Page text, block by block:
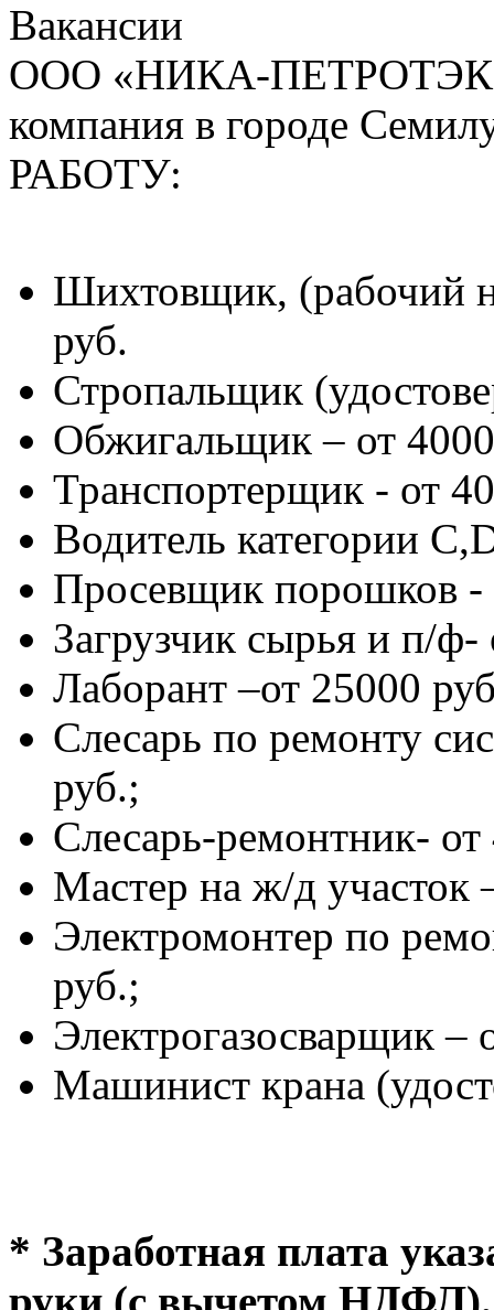
Вакансии
ООО «НИКА-ПЕТРОТЭК»
компания в городе
РАБОТУ:
Шихтовщик, (рабочий
руб.
Стропальщик
Обжигальщик – от
Транспортерщик - от
Водитель категории
Просевщик порошков -
Загрузчик сырья и п/ф-
Лаборант –от 25000
Слесарь по ремонту
руб.;
Слесарь-ремонтник-
Мастер на ж/д участок
Электромонтер по
руб.;
Электрогазосварщик –
Машинист крана
* Заработная плата